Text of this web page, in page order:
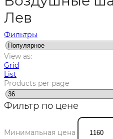
Лев
Фильтры
View as:
Grid
List
Products per page
Фильтр по цене
Минимальная цена